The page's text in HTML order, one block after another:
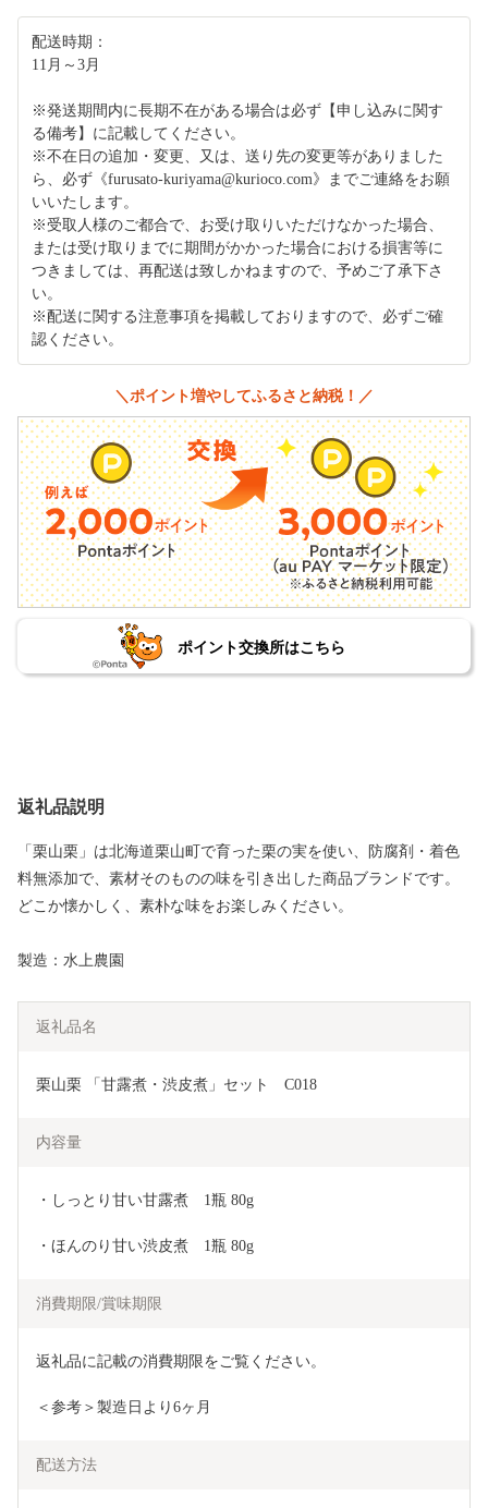
配送時期：
11月～3月
※発送期間内に長期不在がある場合は必ず【申し込みに関す
る備考】に記載してください。
※不在日の追加・変更、又は、送り先の変更等がありました
ら、必ず《furusato-kuriyama@kurioco.com》までご連絡をお願
いいたします。
※受取人様のご都合で、お受け取りいただけなかった場合、
または受け取りまでに期間がかかった場合における損害等に
つきましては、再配送は致しかねますので、予めご了承下さ
い。
※配送に関する注意事項を掲載しておりますので、必ずご確
認ください。
＼ポイント増やしてふるさと納税！／
ポイント交換所はこちら
返礼品説明
「栗山栗」は北海道栗山町で育った栗の実を使い、防腐剤・着色
料無添加で、素材そのものの味を引き出した商品ブランドです。
どこか懐かしく、素朴な味をお楽しみください。
製造：水上農園
返礼品名
栗山栗 「甘露煮・渋皮煮」セット　C018
内容量
・しっとり甘い甘露煮　1瓶 80g
・ほんのり甘い渋皮煮　1瓶 80g
消費期限/賞味期限
返礼品に記載の消費期限をご覧ください。
＜参考＞製造日より6ヶ月
配送方法